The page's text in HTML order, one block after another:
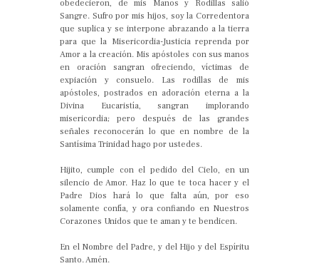
obedecieron, de mis Manos y Rodillas salió
Sangre. Sufro por mis hijos, soy la Corredentora
que suplica y se interpone abrazando a la tierra
para que la Misericordia-Justicia reprenda por
Amor a la creación. Mis apóstoles con sus manos
en oración sangran ofreciendo, víctimas de
expiación y consuelo. Las rodillas de mis
apóstoles, postrados en adoración eterna a la
Divina Eucaristía, sangran implorando
misericordia; pero después de las grandes
señales reconocerán lo que en nombre de la
Santísima Trinidad hago por ustedes.
Hijito, cumple con el pedido del Cielo, en un
silencio de Amor. Haz lo que te toca hacer y el
Padre Dios hará lo que falta aún, por eso
solamente confía, y ora confiando en Nuestros
Corazones Unidos que te aman y te bendicen.
En el Nombre del Padre, y del Hijo y del Espíritu
Santo. Amén.